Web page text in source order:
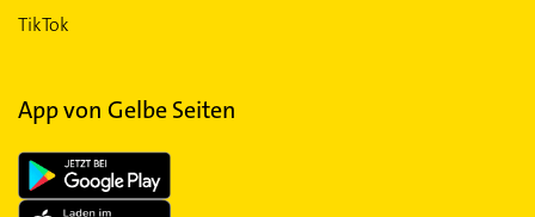
TikTok
App von Gelbe Seiten